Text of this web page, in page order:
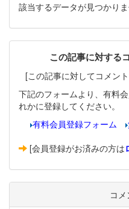
該当するデータが見つかりま
この記事に対する
[この記事に対してコメン
下記のフォームより、有料
れかに登録してください。
有料会員登録フォーム
[会員登録がお済みの方は
コ